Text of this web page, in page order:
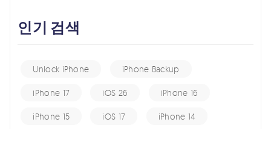
인기 검색
Unlock iPhone iPhone Backup
iPhone 17 iOS 26 iPhone 16
iPhone 15 iOS 17 iPhone 14